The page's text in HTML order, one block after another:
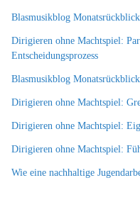
Blasmusikblog
Dirigieren ohne Machtspiel:
Entscheidungsprozess
Blasmusikblog
Dirigieren ohne Machtspiel:
Dirigieren ohne Machtspiel:
Dirigieren ohne Machtspiel:
Wie eine nachhaltige